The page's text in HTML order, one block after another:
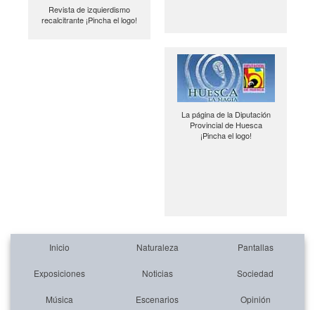
Revista de izquierdismo
recalcitrante ¡Pincha el logo!
La página de la Diputación
Provincial de Huesca
¡Pincha el logo!
Inicio Naturaleza Pantallas
Exposiciones Noticias Sociedad
Música Escenarios Opinión